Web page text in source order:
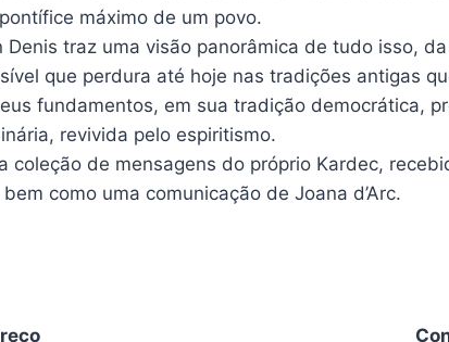
máximo de um povo.
Denis traz uma visão panorâmica de tudo isso,
que perdura até hoje nas tradições antigas
fundamentos, em sua tradição democrática,
revivida pelo espiritismo.
coleção de mensagens do próprio Kardec,
como uma comunicação de Joana d’Arc.